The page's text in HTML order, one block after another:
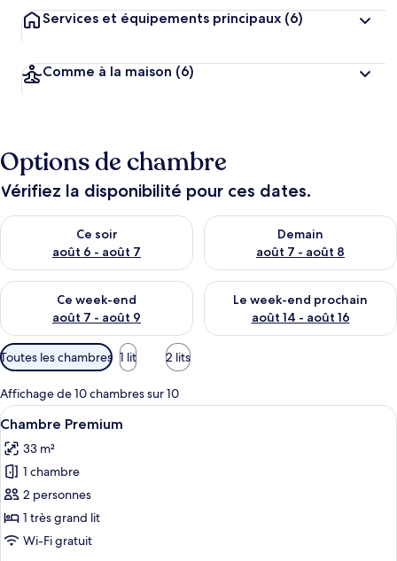
t
l
n
o
t
é
s
p
s
Services et équipements principaux (6)
Comme à la maison (6)
Options de chambre
Vérifiez la disponibilité pour ces dates.
Ce soir
août 6 - août 7
Vérifier la disponibilité pour ce soir août 6 - août 7
Demain
août 7 - août 8
Vérifier la disponibilité pour
Ce week-end
août 7 - août 9
Vérifier la disponibilité pour ce week-end août 7 - août 9
Le week-end prochain
août 14 - août 16
Vérifier la disponibilité pour
Filtres
disponibles
pour
les
chambres
Toutes les chambres 1 lit 2 lits
Affichage de 10 chambres sur 10
Afficher
toutes
les
photos
pour
ce
type
Une chambre d’hôtel avec un grand
5
Chambre Premium
33 m²
1 chambre
2 personnes
1 très grand lit
Wi-Fi gratuit